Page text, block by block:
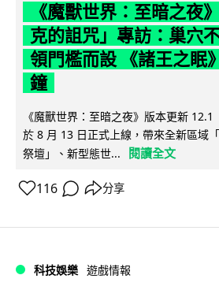
《魔獸世界：至暗之夜
克的詛咒」專訪：巢穴
領門檻而設 《諸王之眠
鐘
《魔獸世界：至暗之夜》版本更新
於 8 月 13 日正式上線，帶來全新區域
祭壇」、新型態世...
閱讀全文
116 分享
科技娛樂 遊戲情報